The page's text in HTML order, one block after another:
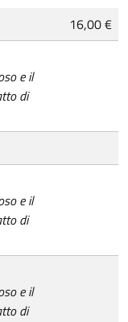
16,00 €
e il
di
e il
di
e il
di